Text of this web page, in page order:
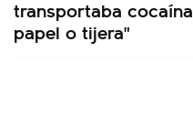
transportaba
papel o tijera"